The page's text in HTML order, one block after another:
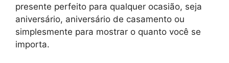
presente perfeito para qualquer ocasião, seja
aniversário, aniversário de casamento ou
simplesmente para mostrar o quanto você se
importa.